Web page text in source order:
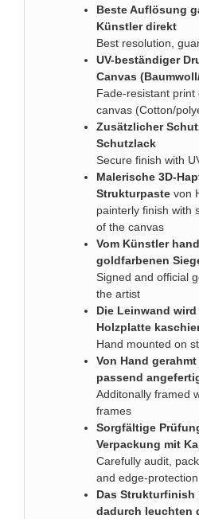
Beste Auflösung
Künstler direkt
Best resolution,
UV-beständiger
Canvas
Fade-resistant
canvas (Cotton/
Zusätzlicher
Schutzlack
Secure finish with
Malerische 3D-
Strukturpaste von
painterly finish with
of the canvas
Vom Künstler
goldfarbenen
Signed and official
the artist
Die Leinwand
Holzplatte
Hand mounted on
Von Hand
passend
Additonally framed
frames
Sorgfältige
Verpackung mit
Carefully audit,
and edge-protection
Das Strukturfinish
dadurch leuchten